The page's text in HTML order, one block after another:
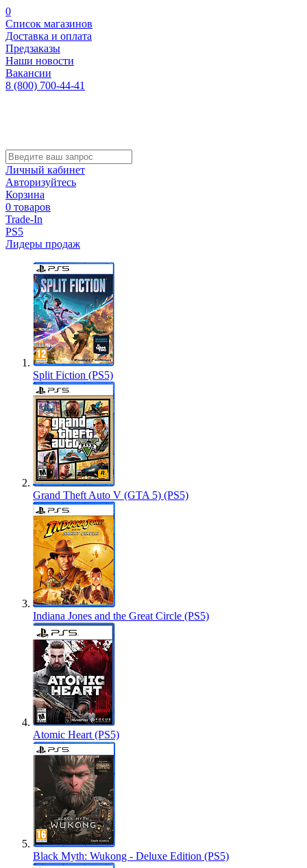
0
Список магазинов
Доставка и оплата
Предзаказы
Наши новости
Вакансии
8 (800) 700-44-41
Личный кабинет
Авторизуйтесь
Корзина
0 товаров
Trade-In
PS5
Лидеры продаж
Split Fiction (PS5)
Grand Theft Auto V (GTA 5) (PS5)
Indiana Jones and the Great Circle (PS5)
Atomic Heart (PS5)
Black Myth: Wukong - Deluxe Edition (PS5)